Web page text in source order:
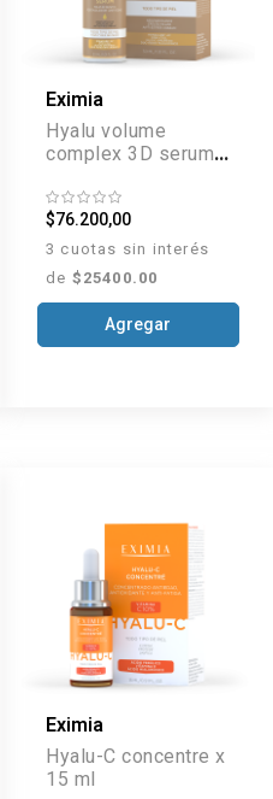
Eximia
Hyalu volume
complex 3D serum
30 ml
$76.200,00
3 cuotas sin interés
de $25400.00
Agregar
Eximia
Hyalu-C concentre x
15 ml